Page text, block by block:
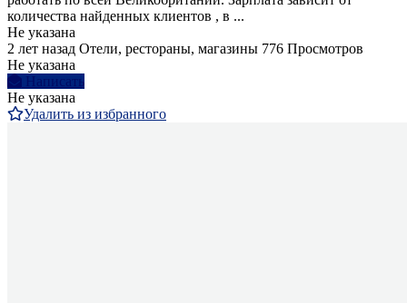
количества найденных клиентов , в ...
Не указана
2 лет назад Отели, рестораны, магазины 776 Просмотров
Не указана
Написать
Не указана
Удалить из избранного